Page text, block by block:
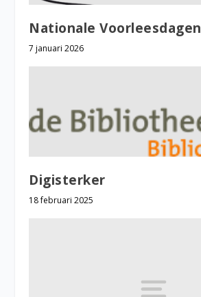
Nationale Voorleesdagen
7 januari 2026
Digisterker
18 februari 2025